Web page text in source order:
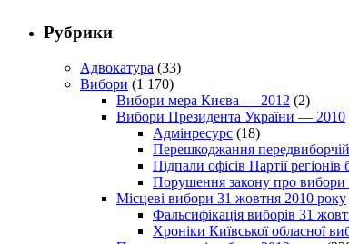
Рубрики
Адвокатура (33)
Вибори (1 170)
Вибори мера Києва — 2012 (2)
Вибори Президента України — 2010
Адмінресурс (18)
Перешкоджання передвиборчій
Підпали офісів Партії
Порушення закону про вибори
Місцеві вибори 31 жовтня 2010 року
Фальсифікація виборів 31
Хроніки Київської обласної